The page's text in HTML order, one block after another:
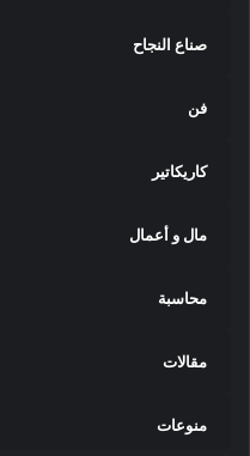
صناع النجاح
فن
كاريكاتير
مال و أعمال
محاسبة
مقالات
منوعات